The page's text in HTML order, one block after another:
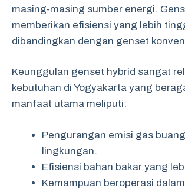
masing-masing sumber energi.
memberikan efisiensi yang lebih
dibandingkan dengan genset
Keunggulan genset hybrid sangat
kebutuhan di Yogyakarta yang
manfaat utama meliputi:
Pengurangan emisi gas
lingkungan.
Efisiensi bahan bakar yang
Kemampuan beroperasi